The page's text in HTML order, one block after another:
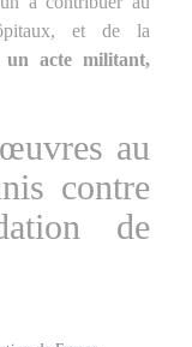
et de la
un acte militant,
au
contre
de